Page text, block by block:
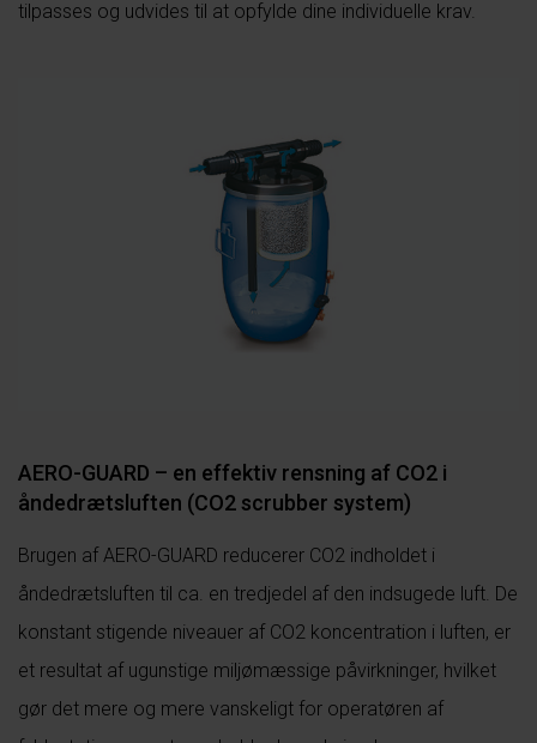
tilpasses og udvides til at opfylde dine individuelle krav.
AERO-GUARD – en effektiv rensning af CO2 i
åndedrætsluften (CO2 scrubber system)
Brugen af AERO-GUARD reducerer CO2 indholdet i
åndedrætsluften til ca. en tredjedel af den indsugede luft. De
konstant stigende niveauer af CO2 koncentration i luften, er
et resultat af ugunstige miljømæssige påvirkninger, hvilket
gør det mere og mere vanskeligt for operatøren af